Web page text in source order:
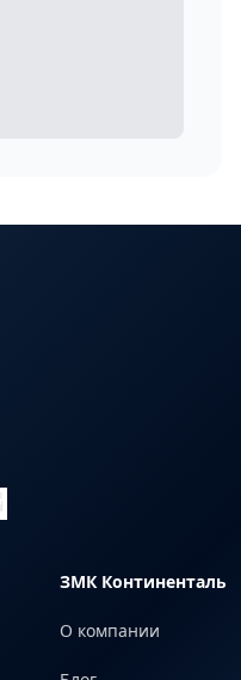
ЗМК Континенталь
О компании